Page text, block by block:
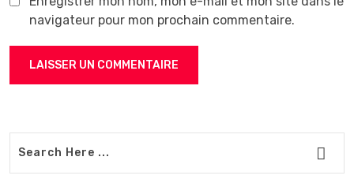
navigateur pour mon prochain commentaire.